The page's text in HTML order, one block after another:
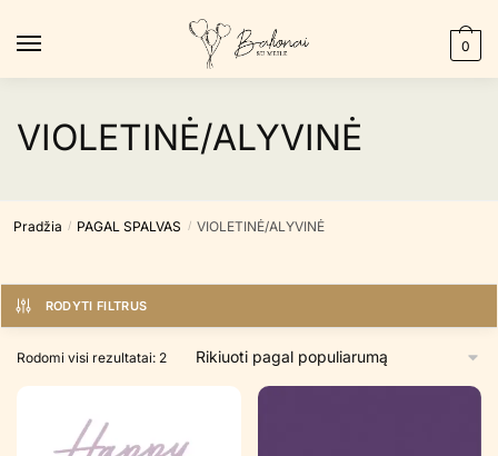
0
VIOLETINĖ/ALYVINĖ
Pradžia / PAGAL SPALVAS / VIOLETINĖ/ALYVINĖ
RODYTI FILTRUS
Rodomi visi rezultatai: 2Rūšiuojama
populiarumą